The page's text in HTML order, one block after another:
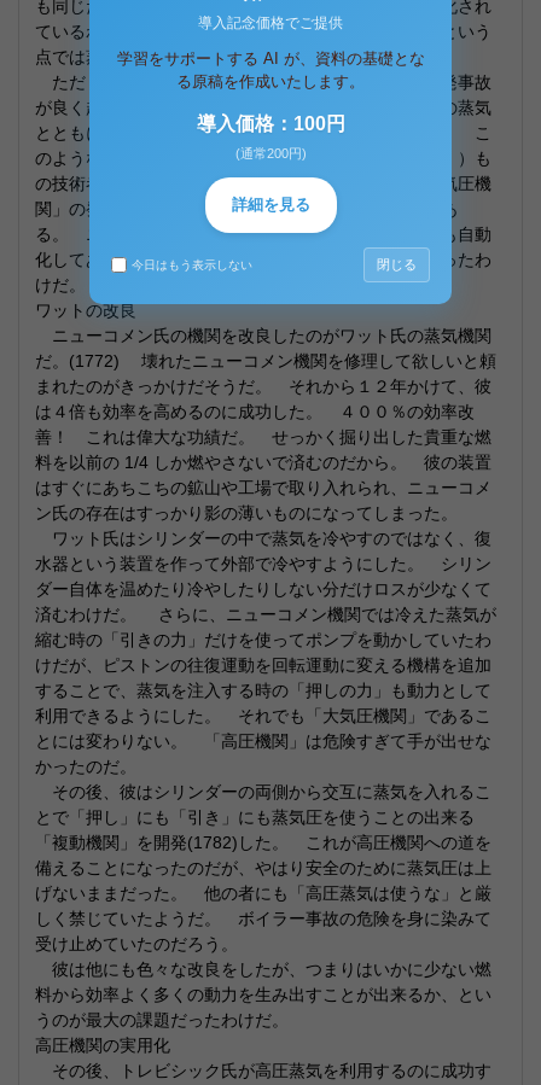
も同じだ。 この装置にはピストンはなく、弁も自動化され
ているわけではなかった。 しかし、熱を力に変えるという
点では蒸気機関の始まりと言えるかも知れない。
ただしこの装置は高圧蒸気を利用していたために爆発事故
が良く起こった。 鉄の固まりが沸騰した熱湯と高温の蒸気
とともに吹っ飛ぶのだ。 まさに爆弾そのものである。 こ
のようなものには近寄りたくない。 すでに数万人（！）も
の技術者たちがこの事故の犠牲になっている。 「大気圧機
関」の発明はその問題を解決するために生まれたのであ
る。 ニューコメン機関では蒸気の注入、水掛け作業も自動
化してあったわけで、基本的なアイデアはこれで出揃ったわ
けだ。
ワットの改良
ニューコメン氏の機関を改良したのがワット氏の蒸気機関
だ。(1772) 壊れたニューコメン機関を修理して欲しいと頼
まれたのがきっかけだそうだ。 それから１２年かけて、彼
は４倍も効率を高めるのに成功した。 ４００％の効率改
善！ これは偉大な功績だ。 せっかく掘り出した貴重な燃
料を以前の 1/4 しか燃やさないで済むのだから。 彼の装置
はすぐにあちこちの鉱山や工場で取り入れられ、ニューコメ
ン氏の存在はすっかり影の薄いものになってしまった。
ワット氏はシリンダーの中で蒸気を冷やすのではなく、復
水器という装置を作って外部で冷やすようにした。 シリン
ダー自体を温めたり冷やしたりしない分だけロスが少なくて
済むわけだ。 さらに、ニューコメン機関では冷えた蒸気が
縮む時の「引きの力」だけを使ってポンプを動かしていたわ
けだが、ピストンの往復運動を回転運動に変える機構を追加
することで、蒸気を注入する時の「押しの力」も動力として
利用できるようにした。 それでも「大気圧機関」であるこ
とには変わりない。 「高圧機関」は危険すぎて手が出せな
かったのだ。
その後、彼はシリンダーの両側から交互に蒸気を入れるこ
とで「押し」にも「引き」にも蒸気圧を使うことの出来る
「複動機関」を開発(1782)した。 これが高圧機関への道を
備えることになったのだが、やはり安全のために蒸気圧は上
げないままだった。 他の者にも「高圧蒸気は使うな」と厳
しく禁じていたようだ。 ボイラー事故の危険を身に染みて
受け止めていたのだろう。
彼は他にも色々な改良をしたが、つまりはいかに少ない燃
料から効率よく多くの動力を生み出すことが出来るか、とい
うのが最大の課題だったわけだ。
高圧機関の実用化
その後、トレビシック氏が高圧蒸気を利用するのに成功す
導入記念価格でご提供
学習をサポートする AI が、資料の基礎とな
る原稿を作成いたします。
導入価格：100円
(通常200円)
詳細を見る
今日はもう表示しない 閉じる